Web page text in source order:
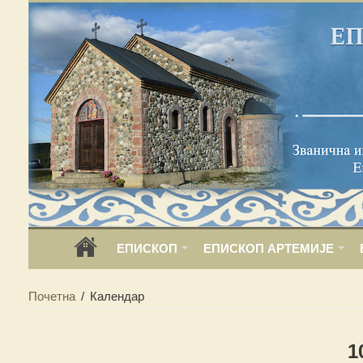
ЕПИСКОП ЕПИСКОП АРТЕМИЈЕ
Почетна / Календар